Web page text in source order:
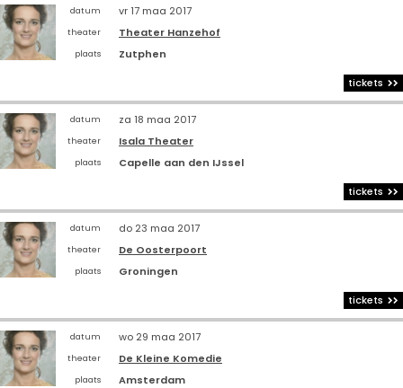
datum vr 17 maa 2017
theater Theater Hanzehof
plaats
Zutphen
tickets
datum za 18 maa 2017
theater Isala Theater
plaats
Capelle aan den IJssel
tickets
datum do 23 maa 2017
theater De Oosterpoort
plaats
Groningen
tickets
datum wo 29 maa 2017
theater De Kleine Komedie
plaats
Amsterdam